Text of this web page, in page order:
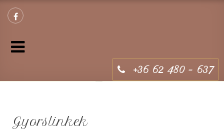
+36 62 480 - 637
Gyorslinkek